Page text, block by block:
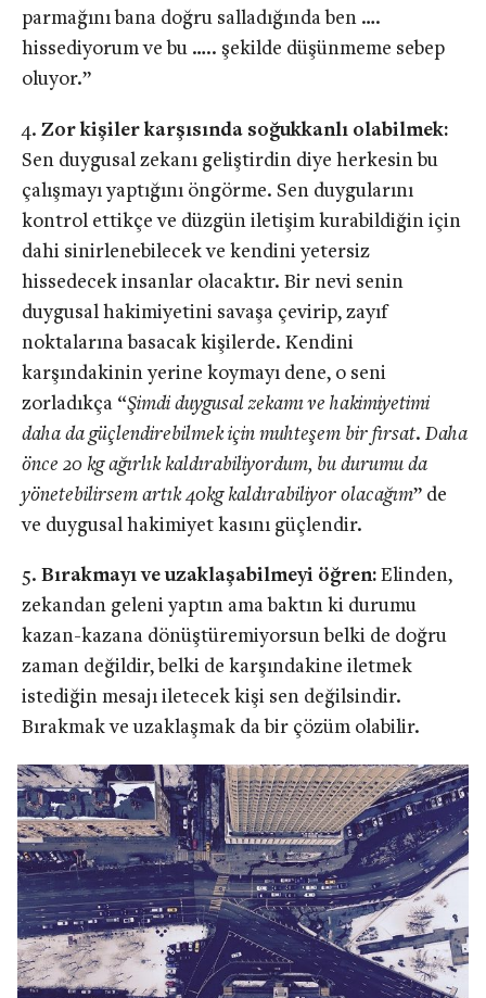
parmağını bana doğru salladığında ben ….
hissediyorum ve bu ….. şekilde düşünmeme sebep
oluyor.”
Zor kişiler karşısında soğukkanlı olabilmek:
Sen duygusal zekanı geliştirdin diye herkesin bu
çalışmayı yaptığını öngörme. Sen duygularını
kontrol ettikçe ve düzgün iletişim kurabildiğin için
dahi sinirlenebilecek ve kendini yetersiz
hissedecek insanlar olacaktır. Bir nevi senin
duygusal hakimiyetini savaşa çevirip, zayıf
noktalarına basacak kişilerde. Kendini
karşındakinin yerine koymayı dene, o seni
zorladıkça “Şimdi duygusal zekamı ve hakimiyetimi
daha da güçlendirebilmek için muhteşem bir fırsat. Daha
önce 20 kg ağırlık kaldırabiliyordum, bu durumu da
yönetebilirsem artık 40kg kaldırabiliyor olacağım” de
ve duygusal hakimiyet kasını güçlendir.
Bırakmayı ve uzaklaşabilmeyi öğren: Elinden,
zekandan geleni yaptın ama baktın ki durumu
kazan-kazana dönüştüremiyorsun belki de doğru
zaman değildir, belki de karşındakine iletmek
istediğin mesajı iletecek kişi sen değilsindir.
Bırakmak ve uzaklaşmak da bir çözüm olabilir.